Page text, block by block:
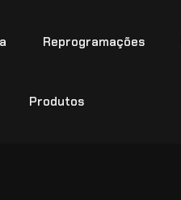
Reprogramações
Produtos